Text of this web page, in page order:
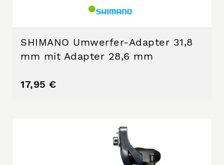
SHIMANO Umwerfer-Adapter 31,8
mm mit Adapter 28,6 mm
17,95 €